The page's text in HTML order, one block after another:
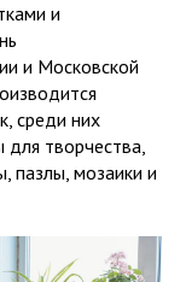
и
и Московской
среди них
для творчества,
пазлы, мозаики и